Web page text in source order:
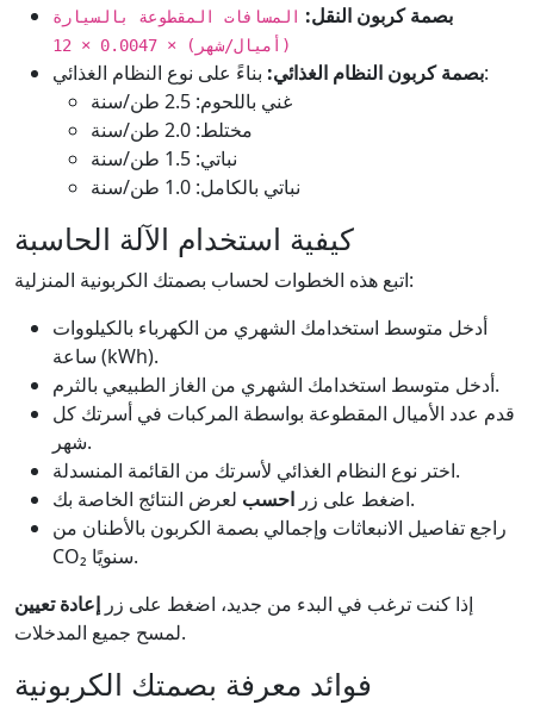
بصمة كربون النقل: المسافات المقطوعة بالسيارة
(أميال/شهر) × 0.0047 × 12
بصمة كربون النظام الغذائي:بناءً على نوع النظام الغذائي:
غني باللحوم: 2.5 طن/سنة
مختلط: 2.0 طن/سنة
نباتي: 1.5 طن/سنة
نباتي بالكامل: 1.0 طن/سنة
كيفية استخدام الآلة الحاسبة
اتبع هذه الخطوات لحساب بصمتك الكربونية المنزلية:
أدخل متوسط استخدامك الشهري من الكهرباء بالكيلووات
ساعة (kWh).
أدخل متوسط استخدامك الشهري من الغاز الطبيعي بالثرم.
قدم عدد الأميال المقطوعة بواسطة المركبات في أسرتك كل
شهر.
اختر نوع النظام الغذائي لأسرتك من القائمة المنسدلة.
اضغط على زر احسب
لعرض النتائج الخاصة بك.
راجع تفاصيل الانبعاثات وإجمالي بصمة الكربون بالأطنان من
CO₂ سنويًا.
إذا كنت ترغب في البدء من جديد، اضغط على زر إعادة تعيين
لمسح جميع المدخلات.
فوائد معرفة بصمتك الكربونية